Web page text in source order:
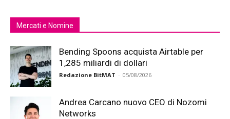
Mercati e Nomine
Bending Spoons acquista Airtable per
1,285 miliardi di dollari
Redazione BitMAT - 05/08/2026
Andrea Carcano nuovo CEO di Nozomi
Networks